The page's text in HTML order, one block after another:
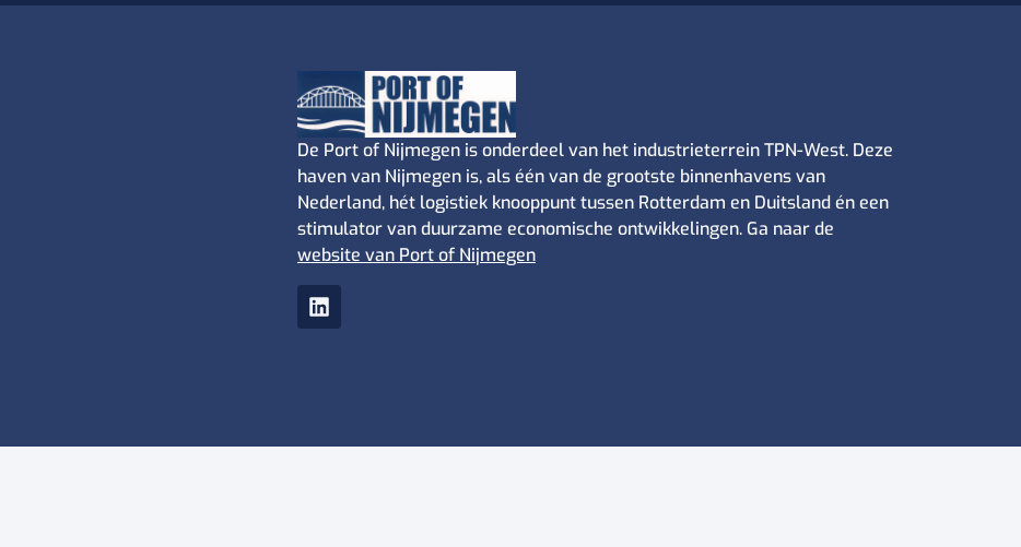
De Port of Nijmegen is onderdeel van het industrieterrein TPN-West. Deze
haven van Nijmegen is, als één van de grootste binnenhavens van
Nederland, hét logistiek knooppunt tussen Rotterdam en Duitsland én een
stimulator van duurzame economische ontwikkelingen. Ga naar de
website van Port of Nijmegen